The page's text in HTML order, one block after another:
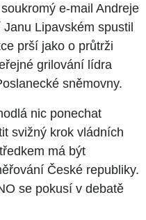
e-mail Andreje
Lipavském spustil
prší jako o průtrži
grilování lídra
sněmovny.
nic ponechat
svižný krok vládních
má být
České republiky.
se pokusí v debatě